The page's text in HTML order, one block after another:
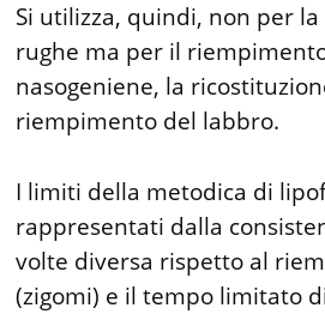
Si utilizza, quindi, non per
rughe ma per il
nasogeniene, la
riempimento del labbro.
I limiti della metodica di
rappresentati dalla
volte diversa rispetto al
(zigomi) e il tempo limitato